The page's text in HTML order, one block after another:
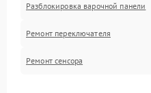
Разблокировка варочной панели
Ремонт переключателя
Ремонт сенсора